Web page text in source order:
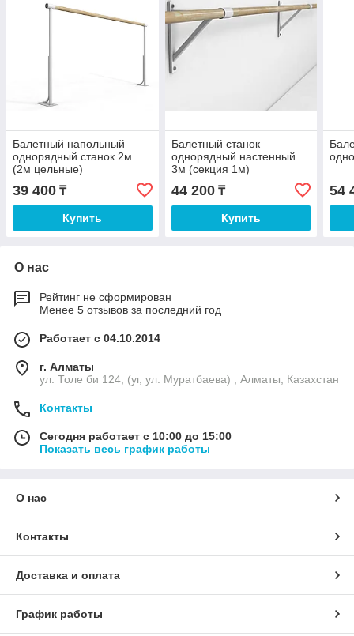
Балетный напольный
однорядный станок 2м
(2м цельные)
39 400 ₸
Купить
Балетный станок
однорядный настенный
3м (секция 1м)
44 200₸
Купить
54
О нас
Рейтинг не сформирован
Менее 5 отзывов за последний год
Работает с 04.10.2014
г. Алматы
ул. Толе би 124, (уг, ул. Муратбаева) , Алматы, Казахстан
Контакты
Сегодня работает с 10:00 до 15:00
Показать весь график работы
О нас
Контакты
Доставка и оплата
График работы